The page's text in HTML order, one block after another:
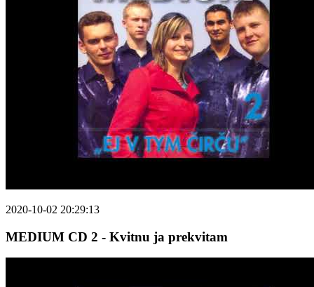
2020-10-02 20:29:13
MEDIUM CD 2 - Kvitnu ja prekvitam